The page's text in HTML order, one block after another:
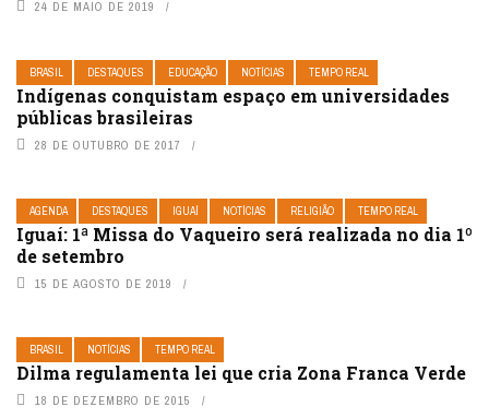
24 DE MAIO DE 2019
BRASIL DESTAQUES EDUCAÇÃO NOTÍCIAS TEMPO REAL
Indígenas conquistam espaço em universidades
públicas brasileiras
28 DE OUTUBRO DE 2017
AGENDA DESTAQUES IGUAÍ NOTÍCIAS RELIGIÃO TEMPO REAL
Iguaí: 1ª Missa do Vaqueiro será realizada no dia 1º
de setembro
15 DE AGOSTO DE 2019
BRASIL NOTÍCIAS TEMPO REAL
Dilma regulamenta lei que cria Zona Franca Verde
18 DE DEZEMBRO DE 2015